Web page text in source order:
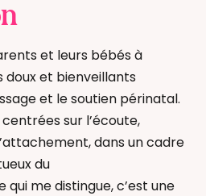
et leurs bébés à
et bienveillants
et le soutien périnatal.
sur l’écoute,
dans un cadre
du
me distingue, c’est une